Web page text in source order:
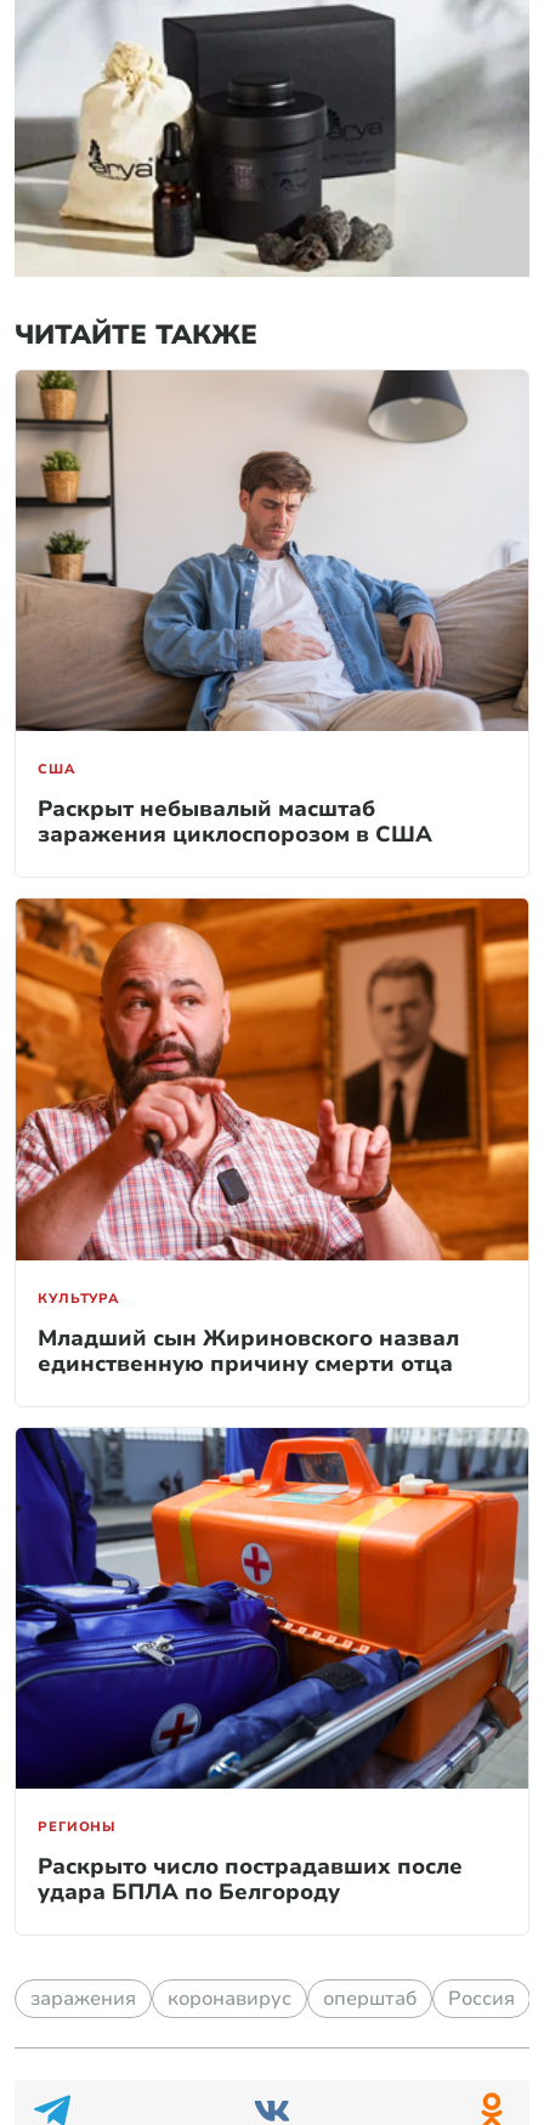
ЧИТАЙТЕ ТАКЖЕ
США
Раскрыт небывалый масштаб
заражения циклоспорозом в США
КУЛЬТУРА
Младший сын Жириновского назвал
единственную причину смерти отца
РЕГИОНЫ
Раскрыто число пострадавших после
удара БПЛА по Белгороду
заражения коронавирус оперштаб Россия